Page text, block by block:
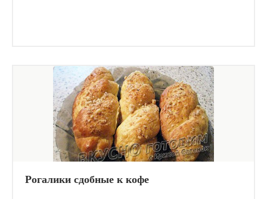
Рогалики сдобные к кофе